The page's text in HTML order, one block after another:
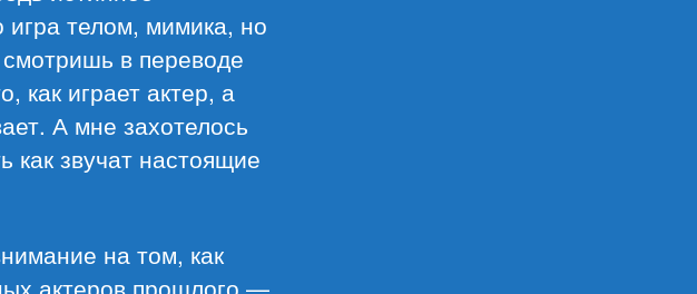
игра телом, мимика, но
в переводе
как играет актер, а
А мне захотелось
как звучат настоящие
на том, как